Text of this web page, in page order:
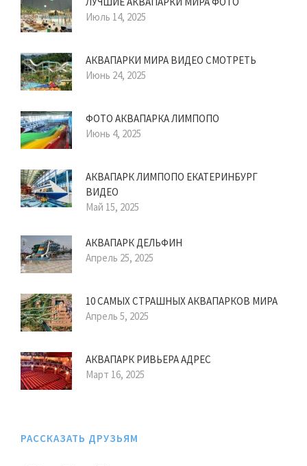
Июль 14, 2025
АКВАПАРКИ МИРА ВИДЕО СМОТРЕТЬ
Июнь 24, 2025
ФОТО АКВАПАРКА ЛИМПОПО
Июнь 4, 2025
АКВАПАРК ЛИМПОПО ЕКАТЕРИНБУРГ
ВИДЕО
Май 15, 2025
АКВАПАРК ДЕЛЬФИН
Апрель 25, 2025
10 САМЫХ СТРАШНЫХ АКВАПАРКОВ МИРА
Апрель 5, 2025
АКВАПАРК РИВЬЕРА АДРЕС
Март 16, 2025
РАССКАЗАТЬ ДРУЗЬЯМ